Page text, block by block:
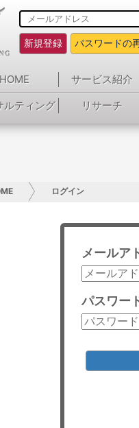
新規登録 パスワードの
HOME サービス紹介
ルティング
リサーチ
ログイン
メールア
パスワー